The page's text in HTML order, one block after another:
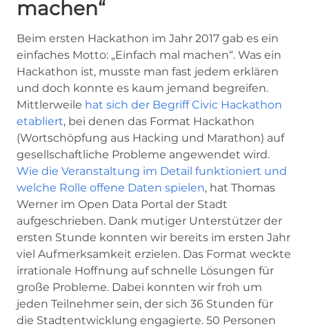
machen“
Beim ersten Hackathon im Jahr 2017 gab es ein
einfaches Motto: „Einfach mal machen“. Was ein
Hackathon ist, musste man fast jedem erklären
und doch konnte es kaum jemand begreifen.
Mittlerweile hat sich der Begriff Civic Hackathon
etabliert, bei denen das Format Hackathon
(Wortschöpfung aus Hacking und Marathon) auf
gesellschaftliche Probleme angewendet wird.
Wie die Veranstaltung im Detail funktioniert und
welche Rolle offene Daten spielen, hat Thomas
Werner im Open Data Portal der Stadt
aufgeschrieben. Dank mutiger Unterstützer der
ersten Stunde konnten wir bereits im ersten Jahr
viel Aufmerksamkeit erzielen. Das Format weckte
irrationale Hoffnung auf schnelle Lösungen für
große Probleme. Dabei konnten wir froh um
jeden Teilnehmer sein, der sich 36 Stunden für
die Stadtentwicklung engagierte. 50 Personen